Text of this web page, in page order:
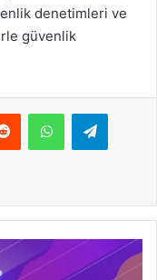
denetimleri ve
güvenlik
Reddit WhatsApp